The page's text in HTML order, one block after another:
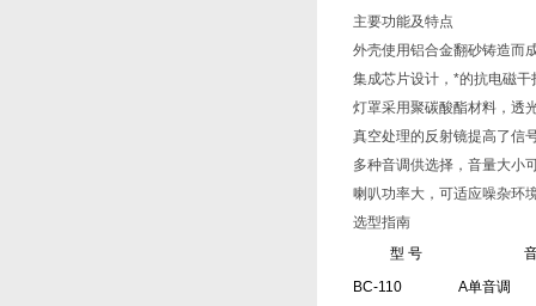
主要功能及特点
外壳使用铝合金翻砂铸造而
集成芯片设计，*的抗电磁干
灯罩采用聚碳酸酯材料，透
真空处理的反射镜提高了信
多种音调供选择，音量大小
喇叭功率大，可适应噪杂环
选型指南
型 号
BC-110
A单音调